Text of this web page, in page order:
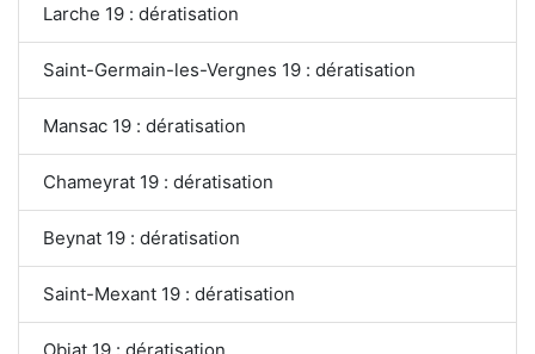
Larche 19 : dératisation
Saint-Germain-les-Vergnes 19 : dératisation
Mansac 19 : dératisation
Chameyrat 19 : dératisation
Beynat 19 : dératisation
Saint-Mexant 19 : dératisation